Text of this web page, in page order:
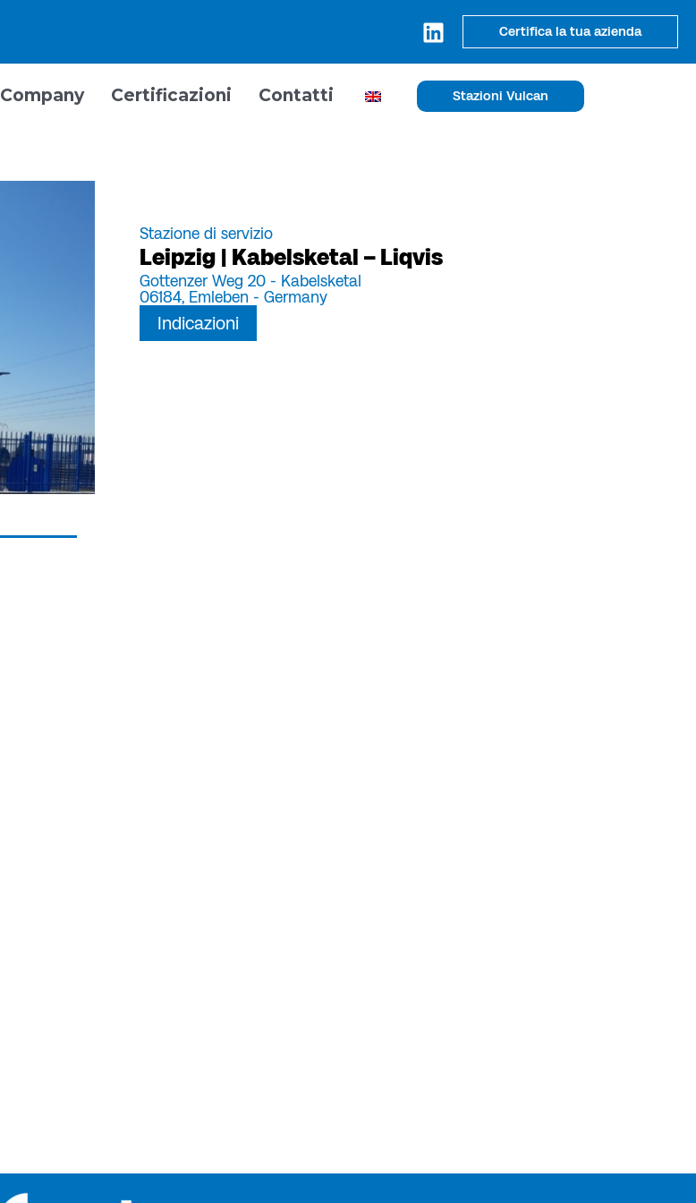
Certifica la tua azienda
Company Certificazioni Contatti Stazioni Vulcan
Stazione di servizio
Leipzig | Kabelsketal – Liqvis
Gottenzer Weg 20 - Kabelsketal
06184, Emleben - Germany
Indicazioni